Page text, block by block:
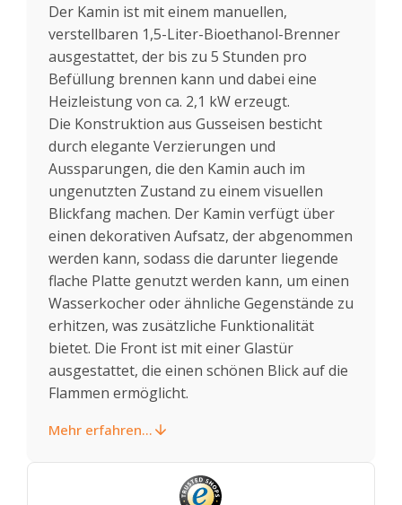
Der Kamin ist mit einem manuellen,
verstellbaren 1,5-Liter-Bioethanol-Brenner
ausgestattet, der bis zu 5 Stunden pro
Befüllung brennen kann und dabei eine
Heizleistung von ca. 2,1 kW erzeugt.
Die Konstruktion aus Gusseisen besticht
durch elegante Verzierungen und
Aussparungen, die den Kamin auch im
ungenutzten Zustand zu einem visuellen
Blickfang machen. Der Kamin verfügt über
einen dekorativen Aufsatz, der abgenommen
werden kann, sodass die darunter liegende
flache Platte genutzt werden kann, um einen
Wasserkocher oder ähnliche Gegenstände zu
erhitzen, was zusätzliche Funktionalität
bietet. Die Front ist mit einer Glastür
ausgestattet, die einen schönen Blick auf die
Flammen ermöglicht.
Mehr erfahren...